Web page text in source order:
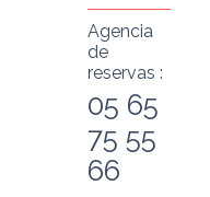
Agencia
de
reservas :
05 65
75 55
66